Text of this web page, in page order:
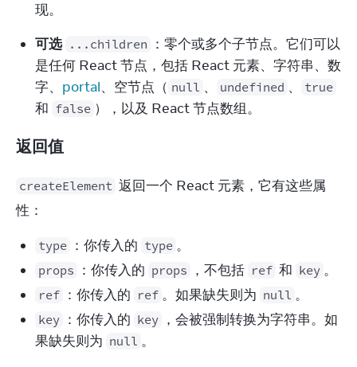
现。
可选 ...children
：零个或多个子节点。它们可以
是任何 React 节点，包括 React 元素、字符串、数
字、 portal、空节点（ null 、 undefined 、 true
和 false ），以及 React 节点数组。
返回值
createElement 返回一个 React 元素，它有这些属
性：
type ：你传入的 type 。
props ：你传入的 props ，不包括 ref 和 key 。
ref ：你传入的 ref 。如果缺失则为 null 。
key ：你传入的 key ，会被强制转换为字符串。如
果缺失则为 null 。